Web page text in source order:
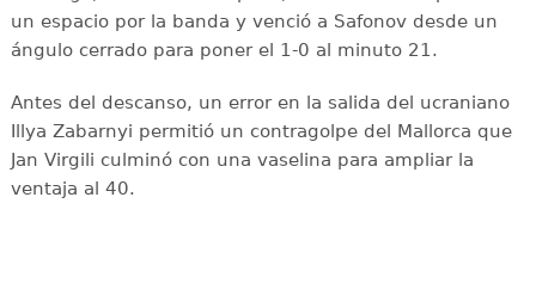
un espacio por la banda y venció a Safonov desde un
ángulo cerrado para poner el 1-0 al minuto 21.
Antes del descanso, un error en la salida del ucraniano
Illya Zabarnyi permitió un contragolpe del Mallorca que
Jan Virgili culminó con una vaselina para ampliar la
ventaja al 40.